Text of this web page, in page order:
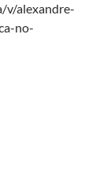
v/alexandre-
no-